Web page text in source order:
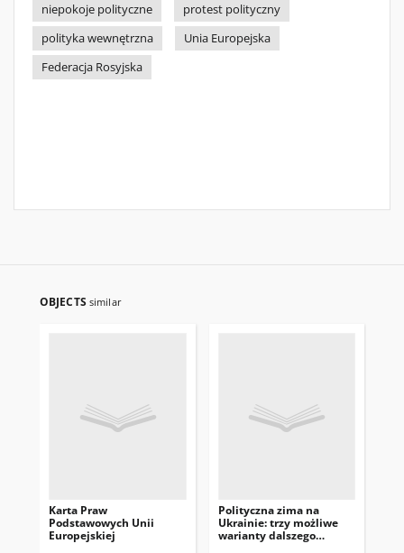
niepokoje polityczne
protest polityczny
polityka wewnętrzna
Unia Europejska
Federacja Rosyjska
OBJECTS similar
Karta Praw
Podstawowych Unii
Europejskiej
Polityczna zima na
Ukrainie: trzy możliwe
warianty dalszego